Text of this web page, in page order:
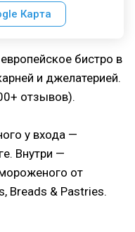
Карта
бистро в
и джелатерией.
отзывов).
у входа —
Внутри —
от
Breads & Pastries.